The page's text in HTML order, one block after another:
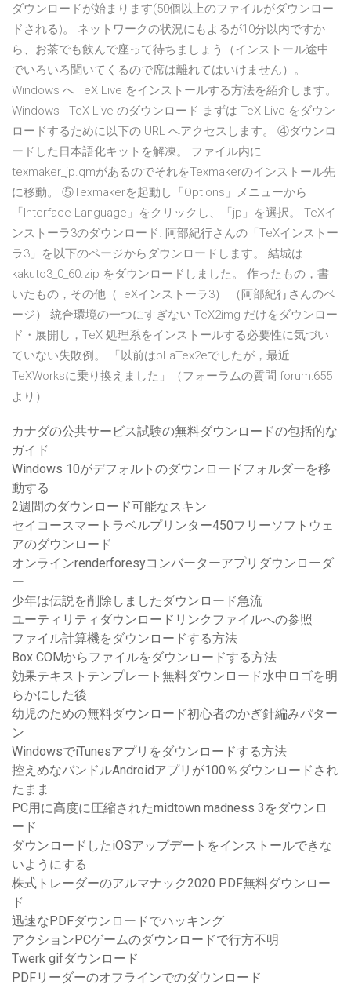
ダウンロードが始まります(50個以上のファイルがダウンロー
ドされる)。 ネットワークの状況にもよるが10分以内ですか
ら、お茶でも飲んで座って待ちましょう（インストール途中
でいろいろ聞いてくるので席は離れてはいけません）。
Windows へ TeX Live をインストールする方法を紹介します。
Windows - TeX Live のダウンロード まずは TeX Live をダウン
ロードするために以下の URL へアクセスします。 ④ダウンロ
ードした日本語化キットを解凍。 ファイル内に
texmaker_jp.qmがあるのでそれをTexmakerのインストール先
に移動。 ⑤Texmakerを起動し「Options」メニューから
「Interface Language」をクリックし、「jp」を選択。 TeXイ
ンストーラ3のダウンロード. 阿部紀行さんの「TeXインストー
ラ3」を以下のページからダウンロードします。 結城は
kakuto3_0_60.zip をダウンロードしました。 作ったもの，書
いたもの，その他（TeXインストーラ3） （阿部紀行さんのペ
ージ） 統合環境の一つにすぎない TeX2img だけをダウンロー
ド・展開し，TeX 処理系をインストールする必要性に気づい
ていない失敗例。 「以前はpLaTex2eでしたが，最近
TeXWorksに乗り換えました」（フォーラムの質問 forum:655
より）
カナダの公共サービス試験の無料ダウンロードの包括的な
ガイド
Windows 10がデフォルトのダウンロードフォルダーを移
動する
2週間のダウンロード可能なスキン
セイコースマートラベルプリンター450フリーソフトウェ
アのダウンロード
オンラインrenderforesyコンバーターアプリダウンローダ
ー
少年は伝説を削除しましたダウンロード急流
ユーティリティダウンロードリンクファイルへの参照
ファイル計算機をダウンロードする方法
Box COMからファイルをダウンロードする方法
効果テキストテンプレート無料ダウンロード水中ロゴを明
らかにした後
幼児のための無料ダウンロード初心者のかぎ針編みパター
ン
WindowsでiTunesアプリをダウンロードする方法
控えめなバンドルAndroidアプリが100％ダウンロードされ
たまま
PC用に高度に圧縮されたmidtown madness 3をダウンロ
ード
ダウンロードしたiOSアップデートをインストールできな
いようにする
株式トレーダーのアルマナック2020 PDF無料ダウンロー
ド
迅速なPDFダウンロードでハッキング
アクションPCゲームのダウンロードで行方不明
Twerk gifダウンロード
PDFリーダーのオフラインでのダウンロード